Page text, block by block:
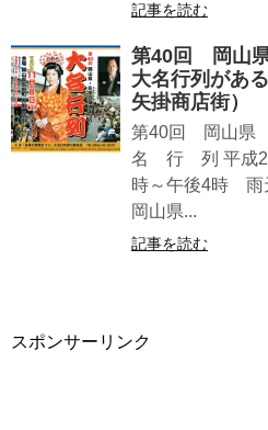
記事を読む
第40回 岡山
大名行列があ
矢掛商店街）
第40回 岡山県
名 行 列 平成
時～午後4時 雨
岡山県...
記事を読む
スポンサーリンク